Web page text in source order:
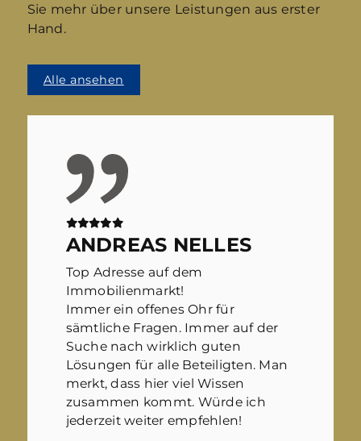
Sie mehr über unsere Leistungen aus erster
Hand.
Alle ansehen
ANDREAS NELLES
Top Adresse auf dem
Immobilienmarkt!
Immer ein offenes Ohr für
sämtliche Fragen. Immer auf der
Suche nach wirklich guten
Lösungen für alle Beteiligten. Man
merkt, dass hier viel Wissen
zusammen kommt. Würde ich
jederzeit weiter empfehlen!